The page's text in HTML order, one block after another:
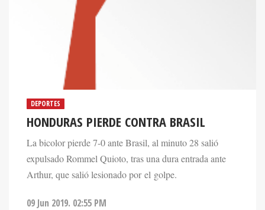
DEPORTES
HONDURAS PIERDE CONTRA BRASIL
La bicolor pierde 7-0 ante Brasil, al minuto 28 salió
expulsado Rommel Quioto, tras una dura entrada ante
Arthur, que salió lesionado por el golpe.
09 Jun 2019. 02:55 PM